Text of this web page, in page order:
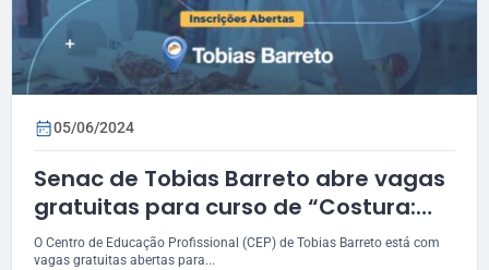
05/06/2024
Senac de Tobias Barreto abre vagas
gratuitas para curso de “Costura:
técnicas de acabamento”
O Centro de Educação Profissional (CEP) de Tobias Barreto está com
vagas gratuitas abertas para...